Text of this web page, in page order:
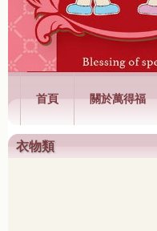
首頁 關於萬得福
衣物類